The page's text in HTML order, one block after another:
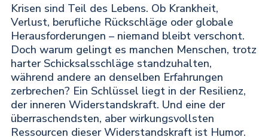
Krisen sind Teil des Lebens. Ob Krankheit,
Verlust, berufliche Rückschläge oder globale
Herausforderungen – niemand bleibt verschont.
Doch warum gelingt es manchen Menschen, trotz
harter Schicksalsschläge standzuhalten,
während andere an denselben Erfahrungen
zerbrechen? Ein Schlüssel liegt in der Resilienz,
der inneren Widerstandskraft. Und eine der
überraschendsten, aber wirkungsvollsten
Ressourcen dieser Widerstandskraft ist Humor.